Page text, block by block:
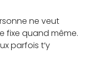
ne veut
fixe quand même.
parfois t’y